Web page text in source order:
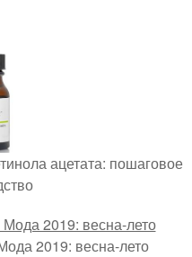
ацетата: пошаговое
2019: весна-лето